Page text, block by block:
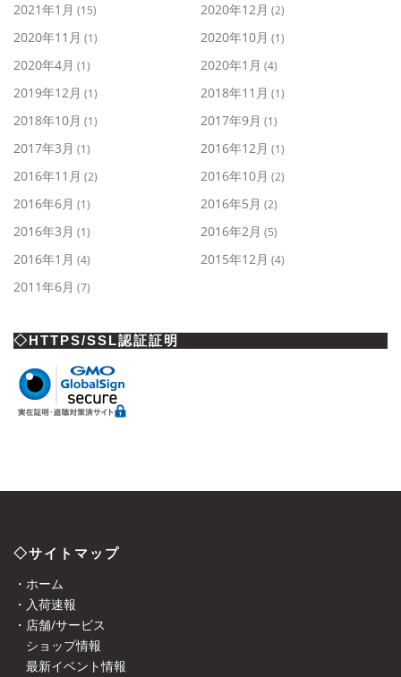
2021年1月 (15) 2020年12月 (2)
2020年11月 (1) 2020年10月 (1)
2020年4月 (1) 2020年1月 (4)
2019年12月 (1) 2018年11月 (1)
2018年10月 (1) 2017年9月 (1)
2017年3月 (1) 2016年12月 (1)
2016年11月 (2) 2016年10月 (2)
2016年6月 (1) 2016年5月 (2)
2016年3月 (1) 2016年2月 (5)
2016年1月 (4) 2015年12月 (4)
2011年6月 (7)
◇HTTPS/SSL認証証明
◇サイトマップ
・ホーム
・入荷速報
・店舗/サービス
ショップ情報
最新イベント情報